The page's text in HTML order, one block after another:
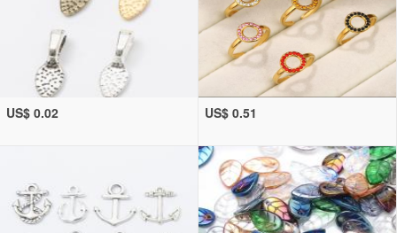
US$ 0.02 US$ 0.51